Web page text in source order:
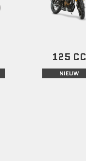
125 CC
NIEUW